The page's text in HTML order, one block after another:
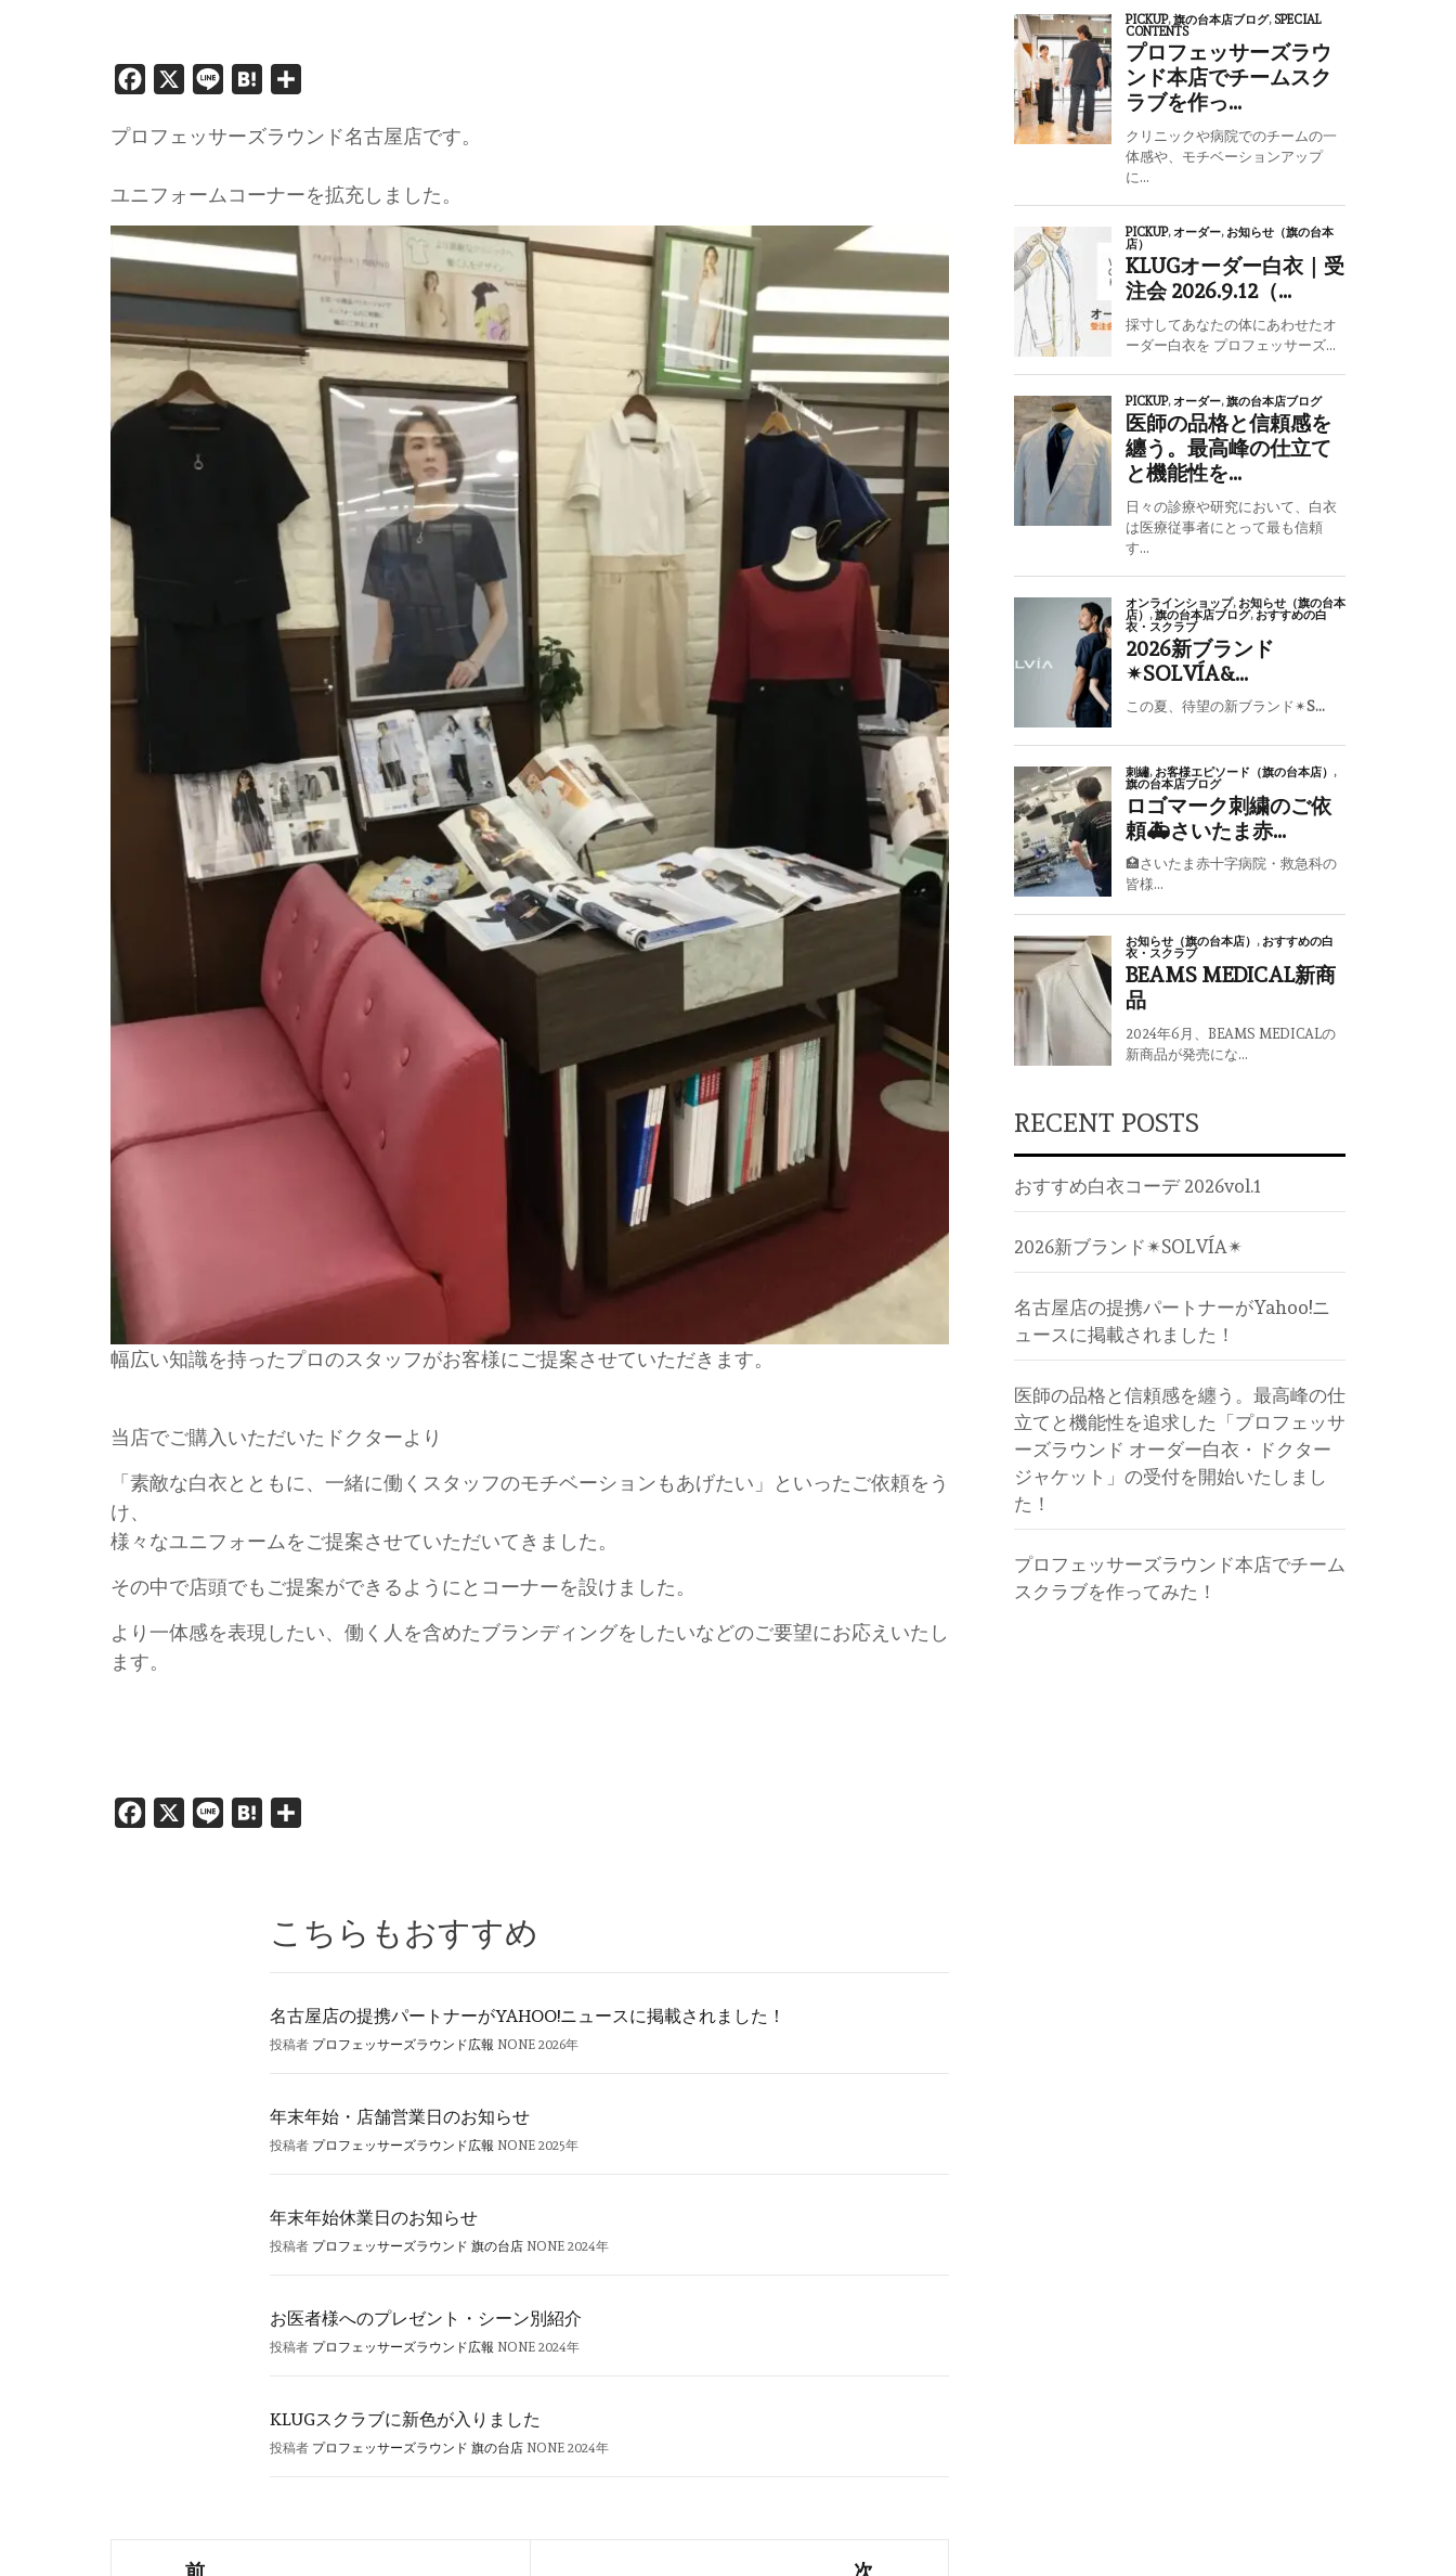
Facebook
X Line Hatena
プロフェッサーズラウンド名古屋店です。
ユニフォームコーナーを拡充しました。
幅広い知識を持ったプロのスタッフがお客様にご提案させていただきます。
当店でご購入いただいたドクターより
「素敵な白衣とともに、一緒に働くスタッフのモチベーションもあげたい」といったご依頼をう
け、
様々なユニフォームをご提案させていただいてきました。
その中で店頭でもご提案ができるようにとコーナーを設けました。
より一体感を表現したい、働く人を含めたブランディングをしたいなどのご要望にお応えいたし
ます。
Facebook
X Line Hatena
こちらもおすすめ
名古屋店の提携パートナーがYAHOO!ニュースに掲載されました！
投稿者 プロフェッサーズラウンド広報 NONE 2026年
年末年始・店舗営業日のお知らせ
投稿者 プロフェッサーズラウンド広報 NONE 2025年
年末年始休業日のお知らせ
投稿者 プロフェッサーズラウンド 旗の台店 NONE 2024年
お医者様へのプレゼント・シーン別紹介
投稿者 プロフェッサーズラウンド広報 NONE 2024年
KLUGスクラブに新色が入りました
投稿者 プロフェッサーズラウンド 旗の台店 NONE 2024年
前 次
RECENT POSTS
おすすめ白衣コーデ 2026vol.1
2026新ブランド✴︎SOLVÍA✴︎
名古屋店の提携パートナーがYahoo!ニ
ュースに掲載されました！
医師の品格と信頼感を纏う。最高峰の仕
立てと機能性を追求した「プロフェッサ
ーズラウンド オーダー白衣・ドクター
ジャケット」の受付を開始いたしまし
た！
プロフェッサーズラウンド本店でチーム
スクラブを作ってみた！